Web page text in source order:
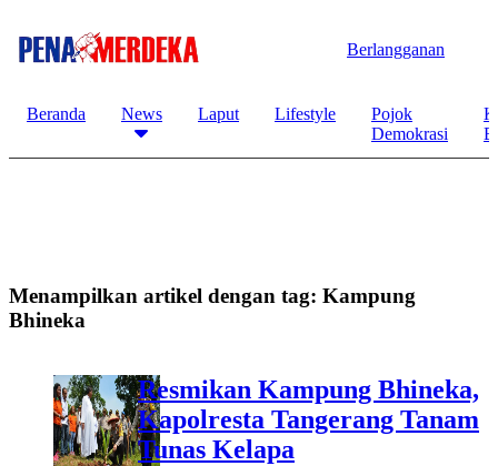
Berlangganan
Beranda News Laput Lifestyle
Pojok
Demokrasi
Menampilkan artikel dengan tag: Kampung
Bhineka
Resmikan Kampung Bhineka,
Kapolresta Tangerang Tanam
Tunas Kelapa